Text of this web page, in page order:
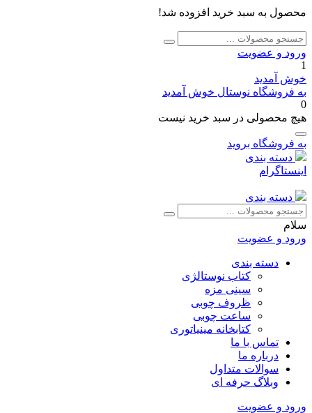
محصول به سبد خرید افزوده شد!
جستجو
برای:
جستجو
ورود و عضویت
1
خوش آمدید
به فروشگاه نوستال خوش آمدید
0
هیچ محصولی در سبد خرید نیست
به فروشگاه بروید
دسته بندی
اینستاگرام
دسته بندی
جستجو
برای:
جستجو
سلام
ورود و عضویت
دسته بندی
کتاب نوستالژی
سینی مزه
ظروف چوبی
ساعت چوبی
کتابخانه مینیاتوری
تماس با ما
درباره ما
سوالات متداول
وبلاگ حرفه ای
ورود و عضویت